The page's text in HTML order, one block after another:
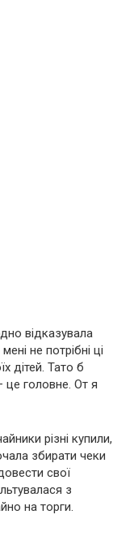
відказувала
не потрібні ці
дітей. Тато б
це головне. От я
різні купили,
збирати чеки
свої
з
на торги.